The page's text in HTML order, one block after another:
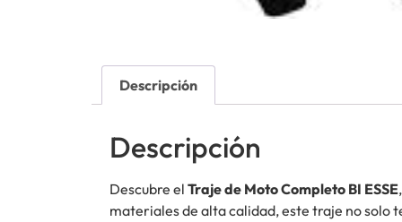
Descripción
Descripción
Descubre el Traje de Moto Completo BI ESSE
materiales de alta calidad, este traje no solo